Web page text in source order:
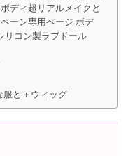
ディ超リアルメイクと
ーン専用ページ ボデ
リコン製ラブドール
服と＋ウィッグ